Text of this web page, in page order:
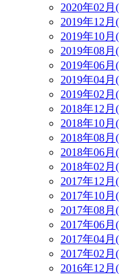
2020年02月
2019年12月
2019年10月
2019年08月
2019年06月
2019年04月
2019年02月
2018年12月
2018年10月
2018年08月
2018年06月
2018年02月
2017年12月
2017年10月
2017年08月
2017年06月
2017年04月
2017年02月
2016年12月